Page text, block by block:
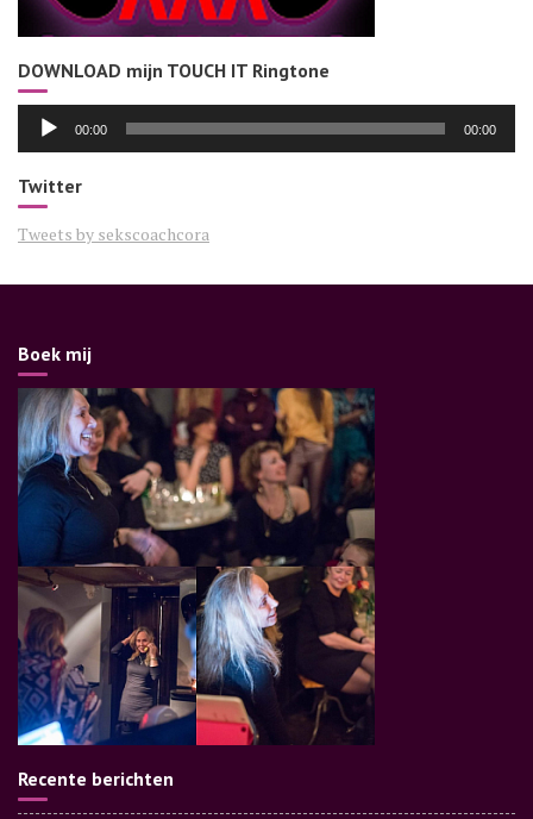
DOWNLOAD mijn TOUCH IT Ringtone
Audiospeler
00:00 00:00
Twitter
Tweets by sekscoachcora
Boek mij
Recente berichten